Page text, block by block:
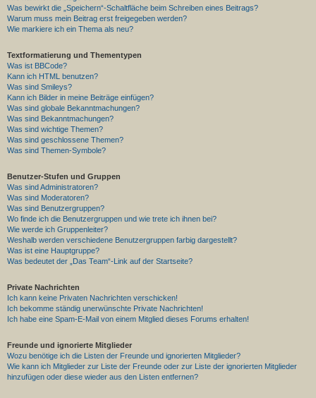
Was bewirkt die „Speichern“-Schaltfläche beim Schreiben eines Beitrags?
Warum muss mein Beitrag erst freigegeben werden?
Wie markiere ich ein Thema als neu?
Textformatierung und Thementypen
Was ist BBCode?
Kann ich HTML benutzen?
Was sind Smileys?
Kann ich Bilder in meine Beiträge einfügen?
Was sind globale Bekanntmachungen?
Was sind Bekanntmachungen?
Was sind wichtige Themen?
Was sind geschlossene Themen?
Was sind Themen-Symbole?
Benutzer-Stufen und Gruppen
Was sind Administratoren?
Was sind Moderatoren?
Was sind Benutzergruppen?
Wo finde ich die Benutzergruppen und wie trete ich ihnen bei?
Wie werde ich Gruppenleiter?
Weshalb werden verschiedene Benutzergruppen farbig dargestellt?
Was ist eine Hauptgruppe?
Was bedeutet der „Das Team“-Link auf der Startseite?
Private Nachrichten
Ich kann keine Privaten Nachrichten verschicken!
Ich bekomme ständig unerwünschte Private Nachrichten!
Ich habe eine Spam-E-Mail von einem Mitglied dieses Forums erhalten!
Freunde und ignorierte Mitglieder
Wozu benötige ich die Listen der Freunde und ignorierten Mitglieder?
Wie kann ich Mitglieder zur Liste der Freunde oder zur Liste der ignorierten Mitglieder
hinzufügen oder diese wieder aus den Listen entfernen?